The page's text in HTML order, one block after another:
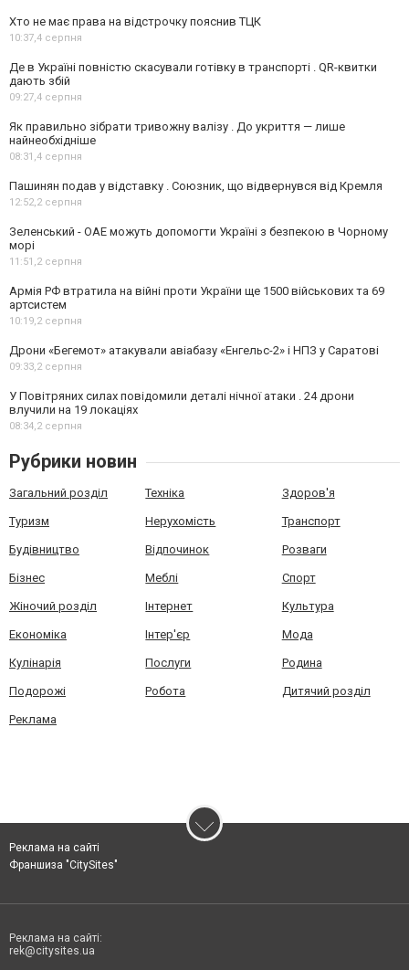
Хто не має права на відстрочку пояснив ТЦК
10:37,4 серпня
Де в Україні повністю скасували готівку в транспорті . QR-квитки
дають збій
09:27,4 серпня
Як правильно зібрати тривожну валізу . До укриття — лише
найнеобхідніше
08:31,4 серпня
Пашинян подав у відставку . Союзник, що відвернувся від Кремля
12:52,2 серпня
Зеленський - ОАЕ можуть допомогти Україні з безпекою в Чорному
морі
11:51,2 серпня
Армія РФ втратила на війні проти України ще 1500 військових та 69
артсистем
10:19,2 серпня
Дрони «Бегемот» атакували авіабазу «Енгельс-2» і НПЗ у Саратові
09:33,2 серпня
У Повітряних силах повідомили деталі нічної атаки . 24 дрони
влучили на 19 локаціях
08:34,2 серпня
Рубрики новин
Загальний розділ Техніка Здоров'я
Туризм Нерухомість Транспорт
Будівництво Відпочинок Розваги
Бізнес Меблі Спорт
Жіночий розділ Інтернет Культура
Економіка Інтер'єр Мода
Кулінарія Послуги Родина
Подорожі Робота Дитячий розділ
Реклама
Реклама на сайті
Франшиза "CitySites"
Реклама на сайті:
rek@citysites.ua